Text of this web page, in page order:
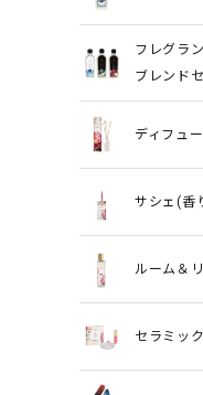
フレグラ
ブレンド
ディフュ
サシェ(香
ルーム＆
セラミッ